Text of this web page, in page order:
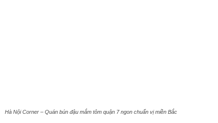
Hà Nội Corner – Quán bún đậu mắm tôm quận 7 ngon chuẩn vị miền Bắc